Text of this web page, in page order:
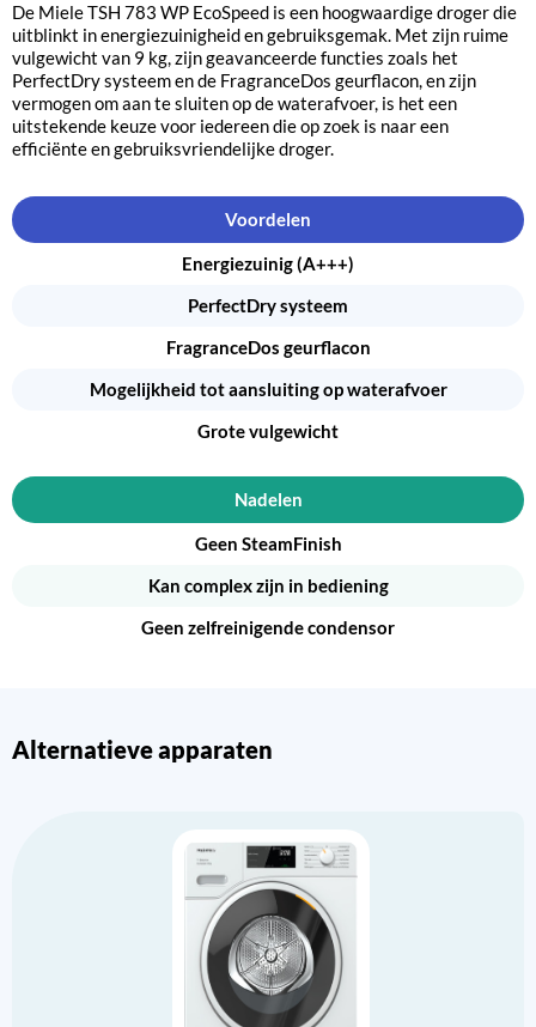
De Miele TSH 783 WP EcoSpeed is een hoogwaardige droger die
uitblinkt in energiezuinigheid en gebruiksgemak. Met zijn ruime
vulgewicht van 9 kg, zijn geavanceerde functies zoals het
PerfectDry systeem en de FragranceDos geurflacon, en zijn
vermogen om aan te sluiten op de waterafvoer, is het een
uitstekende keuze voor iedereen die op zoek is naar een
efficiënte en gebruiksvriendelijke droger.
Voordelen
Energiezuinig (A+++)
PerfectDry systeem
FragranceDos geurflacon
Mogelijkheid tot aansluiting op waterafvoer
Grote vulgewicht
Nadelen
Geen SteamFinish
Kan complex zijn in bediening
Geen zelfreinigende condensor
Alternatieve apparaten